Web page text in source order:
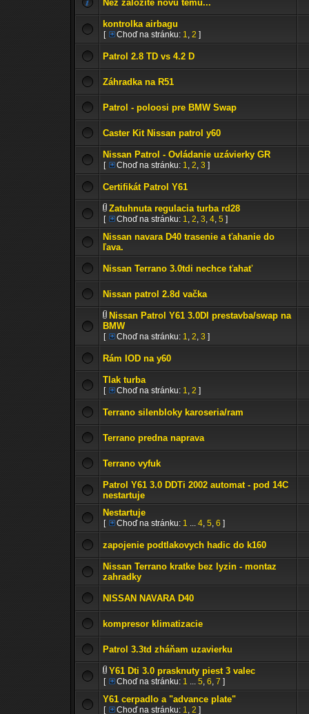
Než založíte novú tému...
kontrolka airbagu
[ Choď na stránku: 1, 2 ]
Patrol 2.8 TD vs 4.2 D
Záhradka na R51
Patrol - poloosi pre BMW Swap
Caster Kit Nissan patrol y60
Nissan Patrol - Ovládanie uzávierky GR
[ Choď na stránku: 1, 2, 3 ]
Certifikát Patrol Y61
Zatuhnuta regulacia turba rd28
[ Choď na stránku: 1, 2, 3, 4, 5 ]
Nissan navara D40 trasenie a ťahanie do
ľava.
Nissan Terrano 3.0tdi nechce ťahať
Nissan patrol 2.8d vačka
Nissan Patrol Y61 3.0DI prestavba/swap na
BMW
[ Choď na stránku: 1, 2, 3 ]
Rám IOD na y60
Tlak turba
[ Choď na stránku: 1, 2 ]
Terrano silenbloky karoseria/ram
Terrano predna naprava
Terrano vyfuk
Patrol Y61 3.0 DDTi 2002 automat - pod 14C
nestartuje
Nestartuje
[ Choď na stránku: 1 ... 4, 5, 6 ]
zapojenie podtlakovych hadic do k160
Nissan Terrano kratke bez lyzin - montaz
zahradky
NISSAN NAVARA D40
kompresor klimatizacie
Patrol 3.3td zháňam uzavierku
Y61 Dti 3.0 prasknuty piest 3 valec
[ Choď na stránku: 1 ... 5, 6, 7 ]
Y61 cerpadlo a "advance plate"
[ Choď na stránku: 1, 2 ]